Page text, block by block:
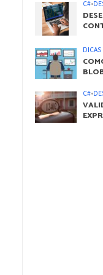
C#•
C#•